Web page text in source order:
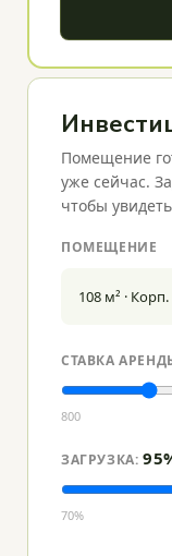
Помещение
уже сейчас.
чтобы
ПОМЕЩЕНИЕ
108 м² ·
СТАВКА
800
ЗАГРУЗКА:
70%